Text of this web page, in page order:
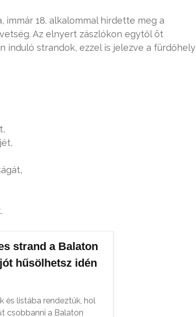
immár 18. alkalommal hirdette meg a
Az elnyert zászlókon egytől öt
strandok, ezzel is jelezve a fürdőhely
strand a Balaton
hűsölhetsz idén
és listába rendeztük, hol
csobbanni a Balaton